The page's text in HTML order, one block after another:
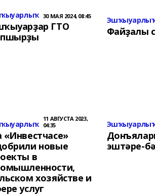
30 МАЯ 2024, 08:45
ГТО
Файҙалы
11 АВГУСТА 2023,
04:35
«Инвестчасе»
новые
в
хозяйстве и
услуг
эштәре-